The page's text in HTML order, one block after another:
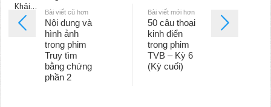
Khải…
Bài viết cũ hơn
Nội dung và
hình ảnh
trong phim
Truy tìm
bằng chứng
phần 2
Bài viết mới hơn
50 câu thoại
kinh điển
trong phim
TVB – Kỳ 6
(Kỳ cuối)